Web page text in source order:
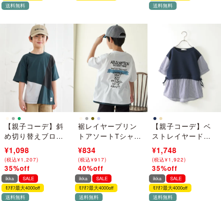
送料無料
【親子コーデ】斜
め切り替えブロッ
クス
T（120~160cm）
¥1,690
(税込¥1,859)
→
¥1,098
(税込¥1,207)
35%off
裾レイヤープリン
トアソートTシャツ
（120~160cm）
¥1,390
(税込¥1,529
→
¥834
(税込¥917)
40%off
送料無料
【親子コーデ】ベ
ストレイヤードプ
ルオーバー
（120~160cm）
¥2,690
(税込¥2,959)
→
¥1,748
(税込¥1,922)
35%off
ikka
SALE
ﾓｱｵﾌ最大4000off
送料無料
ikka
SALE
ﾓｱｵﾌ最大4000off
送料無料
ikka
SALE
ﾓｱｵﾌ最大4000off
送料無料